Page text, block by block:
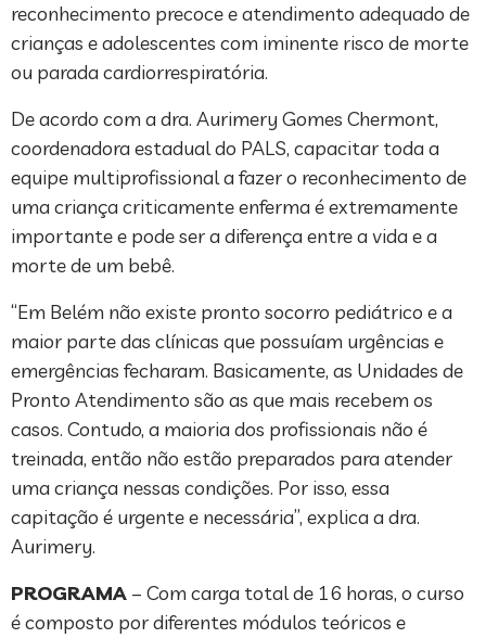
reconhecimento precoce e atendimento adequado de
crianças e adolescentes com iminente risco de morte
ou parada cardiorrespiratória.
De acordo com a dra. Aurimery Gomes Chermont,
coordenadora estadual do PALS, capacitar toda a
equipe multiprofissional a fazer o reconhecimento de
uma criança criticamente enferma é extremamente
importante e pode ser a diferença entre a vida e a
morte de um bebê.
“Em Belém não existe pronto socorro pediátrico e a
maior parte das clínicas que possuíam urgências e
emergências fecharam. Basicamente, as Unidades de
Pronto Atendimento são as que mais recebem os
casos. Contudo, a maioria dos profissionais não é
treinada, então não estão preparados para atender
uma criança nessas condições. Por isso, essa
capitação é urgente e necessária”, explica a dra.
Aurimery.
PROGRAMA – Com carga total de 16 horas, o curso
é composto por diferentes módulos teóricos e